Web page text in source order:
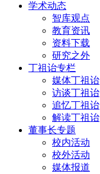
学术动态
智库观点
教育资讯
资料下载
研究之外
丁祖诒专栏
媒体丁祖诒
访谈丁祖诒
追忆丁祖诒
解读丁祖诒
董事长专题
校内活动
校外活动
媒体报道